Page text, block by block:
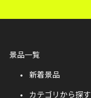
景品一覧
新着景品
カテゴリから探す